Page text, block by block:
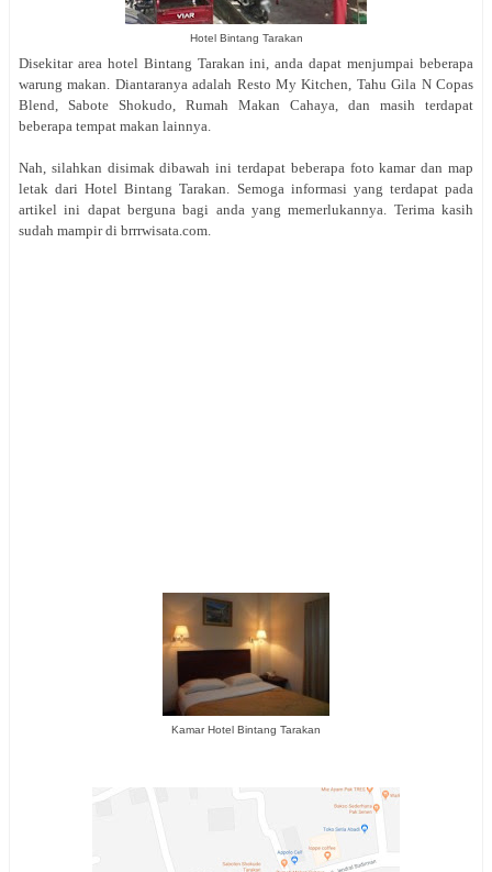
Hotel Bintang Tarakan
Disekitar area hotel Bintang Tarakan ini, anda dapat menjumpai beberapa
warung makan. Diantaranya adalah Resto My Kitchen, Tahu Gila N Copas
Blend, Sabote Shokudo, Rumah Makan Cahaya, dan masih terdapat
beberapa tempat makan lainnya.
Nah, silahkan disimak dibawah ini terdapat beberapa foto kamar dan map
letak dari Hotel Bintang Tarakan. Semoga informasi yang terdapat pada
artikel ini dapat berguna bagi anda yang memerlukannya. Terima kasih
sudah mampir di brrrwisata.com.
Kamar Hotel Bintang Tarakan